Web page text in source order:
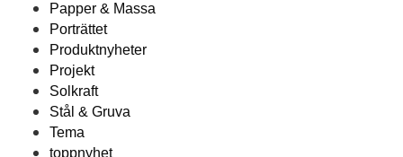
Papper & Massa
Porträttet
Produktnyheter
Projekt
Solkraft
Stål & Gruva
Tema
toppnyhet